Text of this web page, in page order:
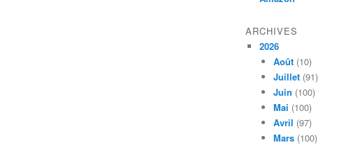
ARCHIVES
2026
Août (10)
Juillet (91)
Juin (100)
Mai (100)
Avril (97)
Mars (100)